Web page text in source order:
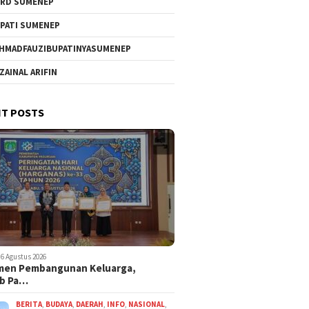
SUMENEP
ARIFIN
POSTS
6 Agustus 2026
Pembangunan Keluarga,
Pa…
BERITA, BUDAYA, DAERAH, INFO, NASIONAL,